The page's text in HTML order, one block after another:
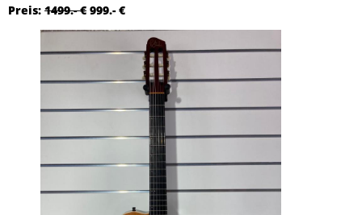
Preis: 1499.- € 999.- €